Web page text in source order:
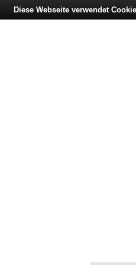
Diese Webseite verwendet